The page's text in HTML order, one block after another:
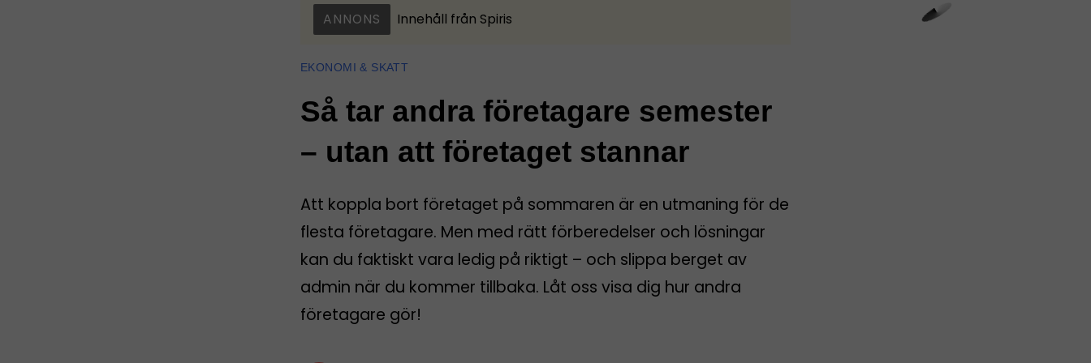
ANNONS Innehåll från Spiris
EKONOMI & SKATT
Så tar andra företagare semester
– utan att företaget stannar
Att koppla bort företaget på sommaren är en utmaning för de
flesta företagare. Men med rätt förberedelser och lösningar
kan du faktiskt vara ledig på riktigt – och slippa berget av
admin när du kommer tillbaka. Låt oss visa dig hur andra
företagare gör!